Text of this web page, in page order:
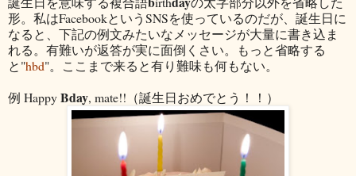
形。私はFacebookというSNSを使っているのだが、誕生日に
なると、下記の例文みたいなメッセージが大量に書き込ま
れる。有難いが返答が実に面倒くさい。もっと省略する
と"hbd"。ここまで来ると有り難味も何もない。
例 HappyBday, mate!!（誕生日おめでとう！！）